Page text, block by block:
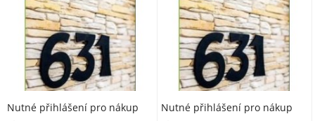
Nutné přihlášení pro nákup Nutné přihlášení pro nákup